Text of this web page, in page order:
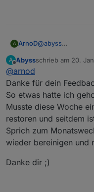
A ArnoD@abyss
nur für den
Vorjahr in der
Wenn du am
noch die Werte
A
Offline
Abyssschrieb am 20.
zuletzt editiert von
@arnod
Danke für dein
So etwas hatte ich
Musste diese Woche
restoren und seitdem
Sprich zum
wieder bereinigen und
Danke dir ;)